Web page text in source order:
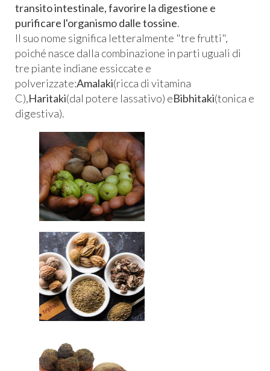
transito intestinale, favorire la digestione e
purificare l'organismo dalle tossine.
Il suo nome significa letteralmente "tre frutti",
poiché nasce dalla combinazione in parti uguali di
tre piante indiane essiccate e
polverizzate:Amalaki(ricca di vitamina
C),Haritaki(dal potere lassativo) eBibhitaki(tonica e
digestiva).